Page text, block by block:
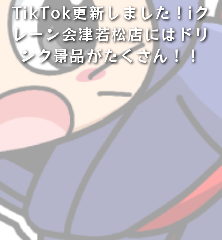
TikTok更新しました！iク
レーン会津若松店にはドリ
ンク景品がたくさん！！